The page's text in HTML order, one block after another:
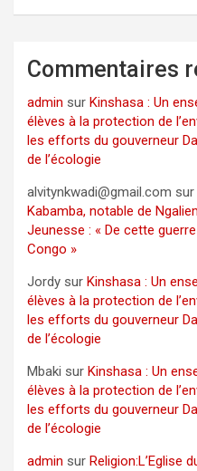
Commentaires
admin sur Kinshasa : Un
élèves à la protection de
les efforts du gouverneur
de l’écologie
alvitynkwadi@gmail.com sur
Kabamba, notable de
Jeunesse : « De cette
Congo »
Jordy sur Kinshasa : Un
élèves à la protection de
les efforts du gouverneur
de l’écologie
Mbaki sur Kinshasa : Un
élèves à la protection de
les efforts du gouverneur
de l’écologie
admin sur Religion:L’Eglise